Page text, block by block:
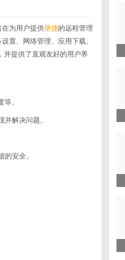
在为用户提供便捷的远程管理
置、网络管理、应用下载、
并提供了直观友好的用户界
。
解决问题。
安全。